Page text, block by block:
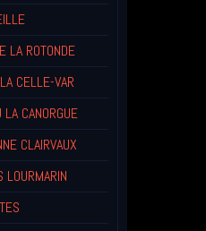
LA ROTONDE
CELLE-VAR
CANORGUE
CLAIRVAUX